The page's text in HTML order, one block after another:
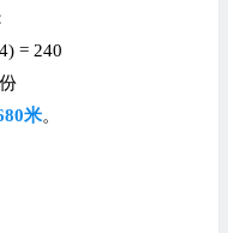
= 240
米。